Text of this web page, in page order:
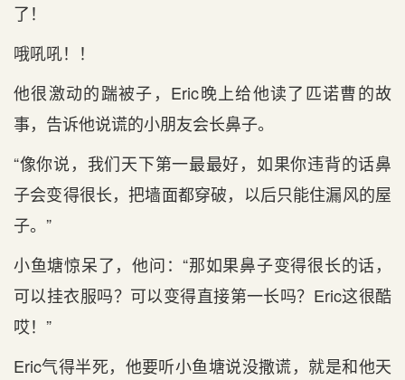
了！
哦吼吼！！
他很激动的踹被子，Eric晚上给他读了匹诺曹的故
事，告诉他说谎的小朋友会长鼻子。
“像你说，我们天下第一最最好，如果你违背的话鼻
子会变得很长，把墙面都穿破，以后只能住漏风的屋
子。”
小鱼塘惊呆了，他问：“那如果鼻子变得很长的话，
可以挂衣服吗？可以变得直接第一长吗？Eric这很酷
哎！”
Eric气得半死，他要听小鱼塘说没撒谎，就是和他天